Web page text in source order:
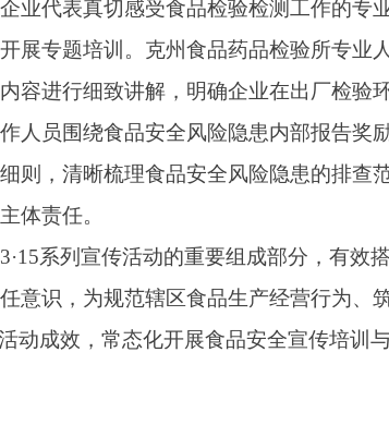
传活动的重要组成部分，有效搭建了政企沟通桥